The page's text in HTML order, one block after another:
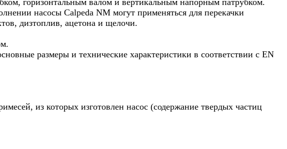
горизонтальным валом и вертикальным напорным патрубком.
насосы Сalpeda NM могут применяться для перекачки
дизтоплив, ацетона и щелочи.
размеры и технические характеристики в соответствии с EN
из которых изготовлен насос (содержание твердых частиц